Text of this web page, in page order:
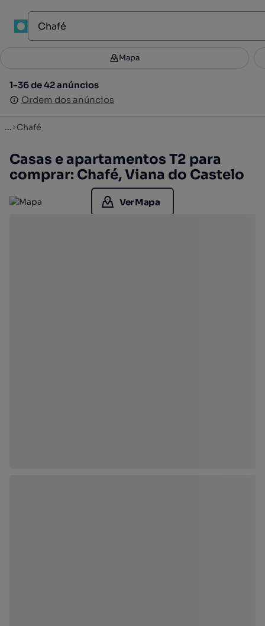
Filtros 2
1-36 de 42 anúncios
Ordem dos anúncios
Mapa
1-36 de 42 anúncios
Ordem dos anúncios
... Chafé
Casas e apartamentos T2 para
comprar: Chafé, Viana do Castelo
Ver Mapa